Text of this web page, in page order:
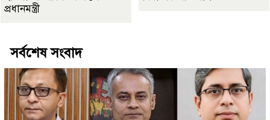
প্রধানমন্ত্রী
সর্বশেষ সংবাদ